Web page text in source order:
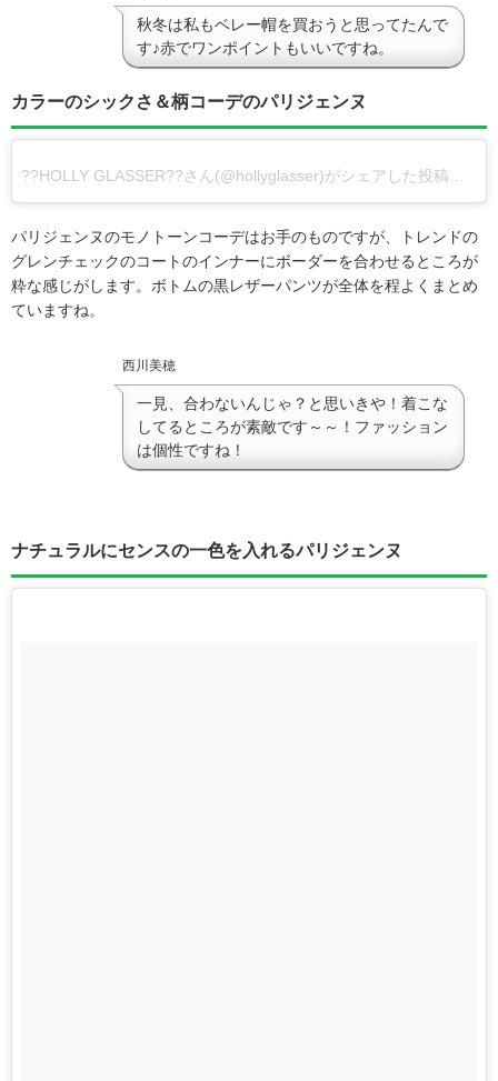
秋冬は私もベレー帽を買おうと思ってたんで
す♪赤でワンポイントもいいですね。
カラーのシックさ＆柄コーデのパリジェンヌ
パリジェンヌのモノトーンコーデはお手のものですが、トレンドの
グレンチェックのコートのインナーにボーダーを合わせるところが
粋な感じがします。ボトムの黒レザーパンツが全体を程よくまとめ
ていますね。
西川美穂
一見、合わないんじゃ？と思いきや！着こな
してるところが素敵です～～！ファッション
は個性ですね！
ナチュラルにセンスの一色を入れるパリジェンヌ